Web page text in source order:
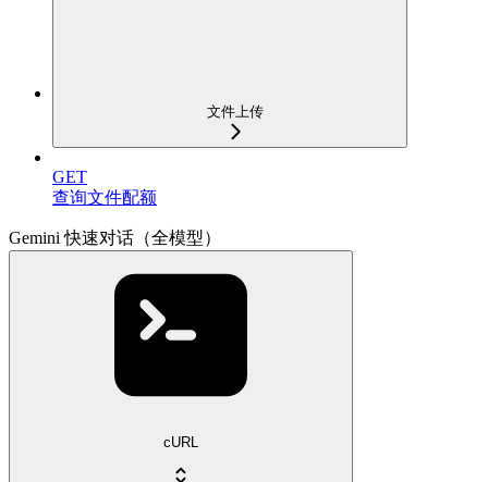
文件上传
GET
查询文件配额
Gemini 快速对话（全模型）
cURL